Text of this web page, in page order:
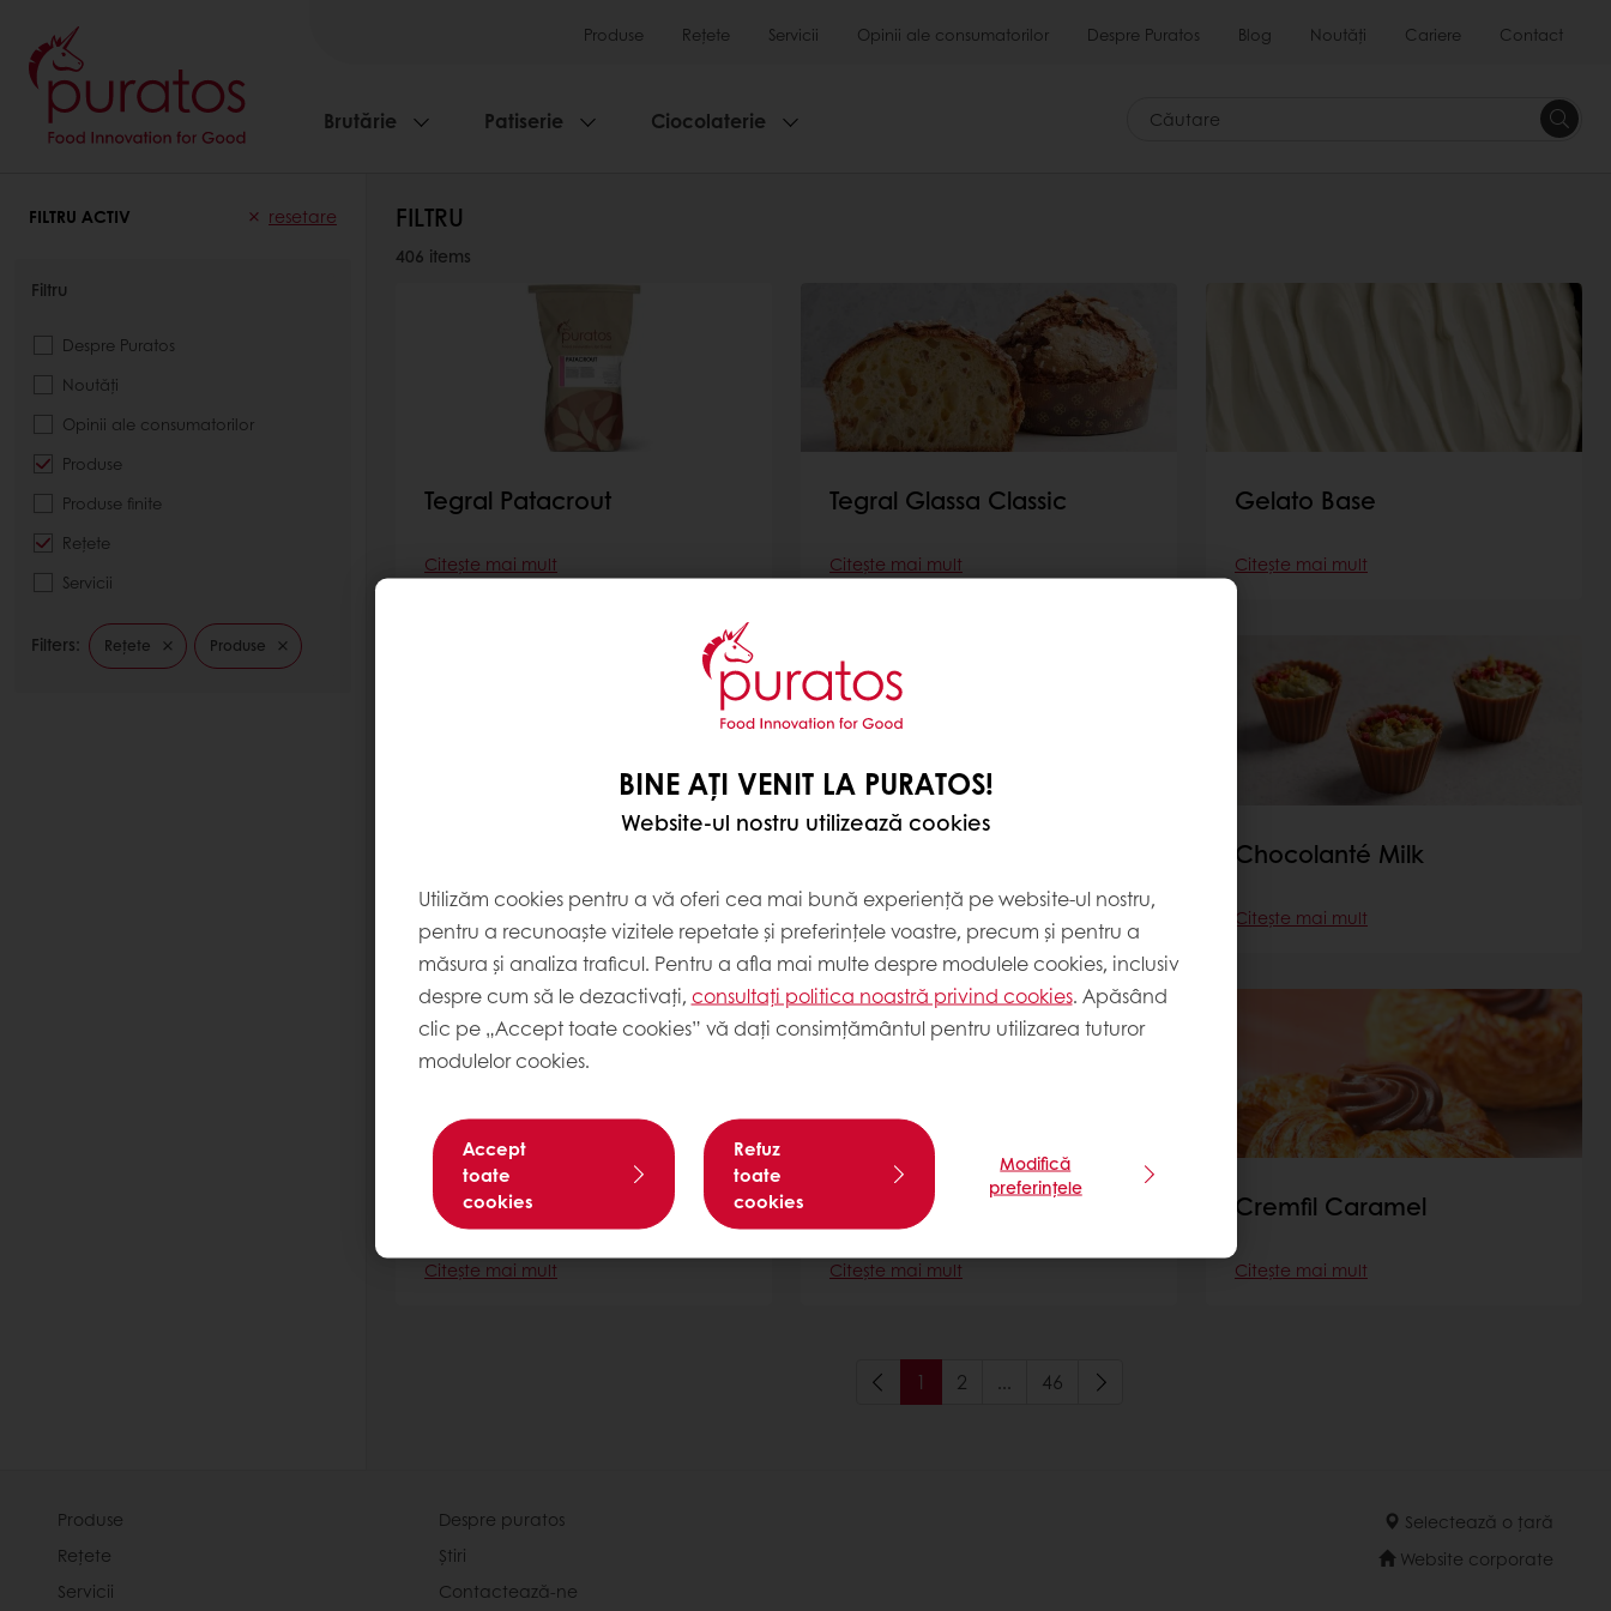
Produse Rețete Servicii Opinii ale consumatorilor Despre Puratos Blog Noutăți Cariere Contact
Brutărie Patiserie Ciocolaterie Căutare
FILTRU ACTIV resetare
Filtru
Despre Puratos
Noutăți
Opinii ale consumatorilor
Produse
Produse finite
Rețete
Servicii
Filters: Rețete Produse
FILTRU
406 items
Tegral Patacrout
Citește mai mult
Tegral Glassa Classic
Citește mai mult
Gelato Base
Citește mai mult
Citește mai mult
Chocolanté Milk
Citește mai mult
Chocolanté White
Citește mai mult
Dolcinote Art
Citește mai mult
Cremfil Caramel
Citește mai mult
1 2 ... 46
BINE AȚI VENIT LA PURATOS!
Website-ul nostru utilizează cookies
Utilizăm cookies pentru a vă oferi cea mai bună experiență pe website-ul nostru,
pentru a recunoaște vizitele repetate și preferințele voastre, precum și pentru a
măsura și analiza traficul. Pentru a afla mai multe despre modulele cookies, inclusiv
despre cum să le dezactivați, consultați politica noastră privind cookies. Apăsând
clic pe „Accept toate cookies” vă dați consimțământul pentru utilizarea tuturor
modulelor cookies.
Accept
toate
cookies
Refuz
toate
cookies
Modifică
preferințele
Produse
Rețete
Servicii
Despre puratos
Știri
Contactează-ne
Selectează o țară
Website corporate